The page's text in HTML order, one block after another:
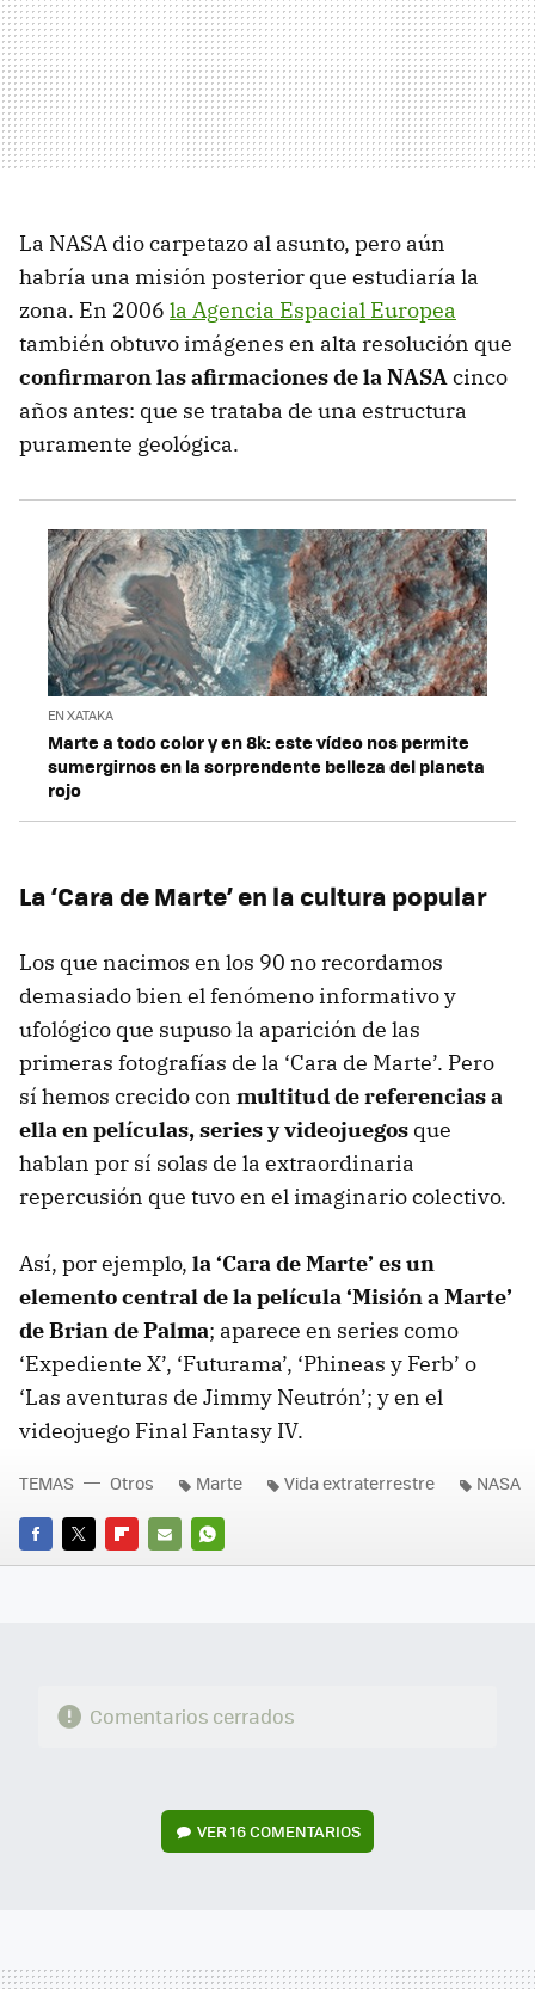
La NASA dio carpetazo al asunto, pero aún
habría una misión posterior que estudiaría la
zona. En 2006 la Agencia Espacial Europea
también obtuvo imágenes en alta resolución que
confirmaron las afirmaciones de la NASAcinco
años antes: que se trataba de una estructura
puramente geológica.
EN XATAKA
Marte a todo color y en 8k: este vídeo nos permite
sumergirnos en la sorprendente belleza del planeta
rojo
La ‘Cara de Marte’ en la cultura popular
Los que nacimos en los 90 no recordamos
demasiado bien el fenómeno informativo y
ufológico que supuso la aparición de las
primeras fotografías de la ‘Cara de Marte’. Pero
sí hemos crecido con multitud de referencias a
ella en películas, series y videojuegos que
hablan por sí solas de la extraordinaria
repercusión que tuvo en el imaginario colectivo.
Así, por ejemplo, la ‘Cara de Marte’ es un
elemento central de la película ‘Misión a Marte’
de Brian de Palma; aparece en series como
‘Expediente X’, ‘Futurama’, ‘Phineas y Ferb’ o
‘Las aventuras de Jimmy Neutrón’; y en el
videojuego Final Fantasy IV.
FACEBOOK
TWITTERFLIPBOARD
E-
WHATSAPP
TEMAS Otros Marte Vida extraterrestre NASA
Comentarios cerrados
VER16 COMENTARIOS